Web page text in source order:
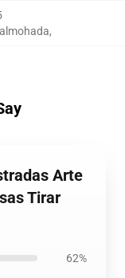
,
Arte
Tirar
62%